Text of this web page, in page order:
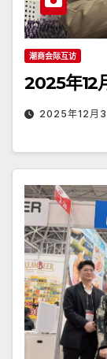
潮商会际互访
2025年12
2025年12月